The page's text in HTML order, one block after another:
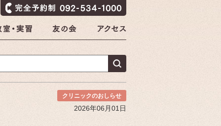
クリニックのおしらせ
2026年06月01日